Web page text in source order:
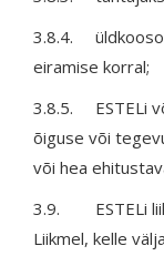
3.8.4.
eiramise korral;
3.8.5. ESTELi
õiguse või
või hea
3.9. ESTELi
Liikmel, kelle